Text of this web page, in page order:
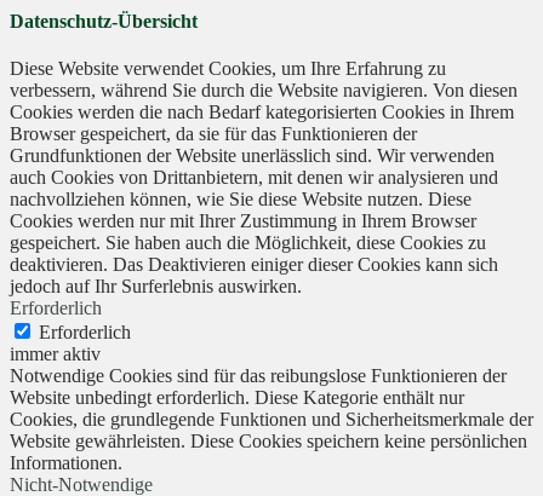
Datenschutz-Übersicht
Diese Website verwendet Cookies, um Ihre Erfahrung zu
verbessern, während Sie durch die Website navigieren. Von diesen
Cookies werden die nach Bedarf kategorisierten Cookies in Ihrem
Browser gespeichert, da sie für das Funktionieren der
Grundfunktionen der Website unerlässlich sind. Wir verwenden
auch Cookies von Drittanbietern, mit denen wir analysieren und
nachvollziehen können, wie Sie diese Website nutzen. Diese
Cookies werden nur mit Ihrer Zustimmung in Ihrem Browser
gespeichert. Sie haben auch die Möglichkeit, diese Cookies zu
deaktivieren. Das Deaktivieren einiger dieser Cookies kann sich
jedoch auf Ihr Surferlebnis auswirken.
Erforderlich
Erforderlich
immer aktiv
Notwendige Cookies sind für das reibungslose Funktionieren der
Website unbedingt erforderlich. Diese Kategorie enthält nur
Cookies, die grundlegende Funktionen und Sicherheitsmerkmale der
Website gewährleisten. Diese Cookies speichern keine persönlichen
Informationen.
Nicht-Notwendige